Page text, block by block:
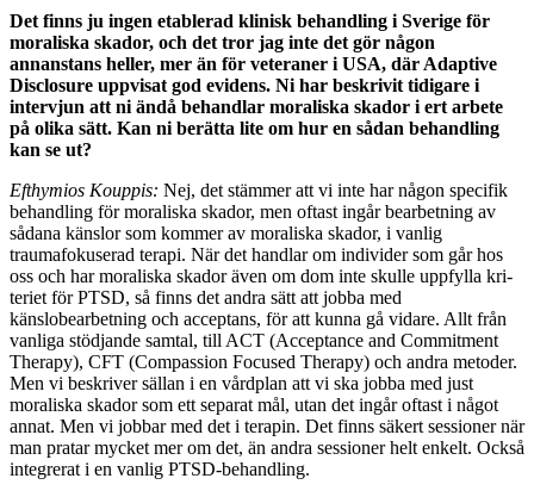
Det finns ju ingen etablerad klinisk behandling i Sverige för
moraliska skador, och det tror jag inte det gör någon
annanstans heller, mer än för vetera­ner i USA, där Adaptive
Disclosure uppvisat god evi­dens. Ni har beskrivit tidigare i
intervjun att ni ändå behandlar moraliska skador i ert arbete
på olika sätt. Kan ni berätta lite om hur en sådan behandling
kan se ut?
Efthymios Kouppis: Nej, det stämmer att vi inte har nå­gon specifik
behandling för moraliska skador, men of­tast ingår bearbetning av
sådana känslor som kommer av moraliska skador, i vanlig
traumafokuserad terapi. När det handlar om individer som går hos
oss och har moraliska skador även om dom inte skulle uppfylla kri­
teriet för PTSD, så finns det andra sätt att jobba med
känslobearbetning och acceptans, för att kunna gå vida­re. Allt från
vanliga stödjande samtal, till ACT (Accep­tance and Commitment
Therapy), CFT (Compassion Focused Therapy) och andra metoder.
Men vi beskriver sällan i en vårdplan att vi ska jobba med just
moraliska skador som ett separat mål, utan det ingår oftast i nå­got
annat. Men vi jobbar med det i terapin. Det finns säkert sessioner när
man pratar mycket mer om det, än andra sessioner helt enkelt. Också
integrerat i en vanlig PTSD-behandling.